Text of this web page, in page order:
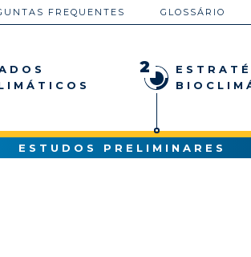
FREQUENTES GLOSSÁRIO
2
ESTUDOS PRELIMINARES